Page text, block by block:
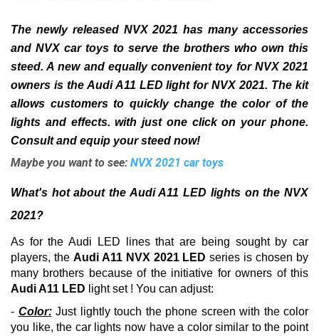
The newly released NVX 2021 has many accessories
and NVX car toys to serve the brothers who own this
steed.A new and equally convenient toy for NVX 2021
owners is the Audi A11 LED light for NVX 2021. The kit
allows customers to quickly change the color of the
lights and effects. with just one click on your phone.
Consult and equip your steed now!
Maybe you want to see: NVX 2021 car toys
What's hot about the Audi A11 LED lights on the NVX
2021?
As for the Audi LED lines that are being sought by car
players, the Audi A11 NVX 2021 LED series is chosen by
many brothers because of the initiative for owners of this
Audi A11 LED light set ! You can adjust:
- Color:Just lightly touch the phone screen with the color
you like, the car lights now have a color similar to the point